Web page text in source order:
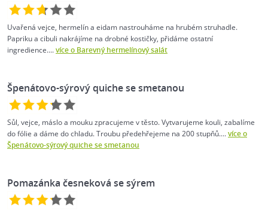
Uvařená vejce, hermelín a eidam nastrouháme na hrubém struhadle.
Papriku a cibuli nakrájíme na drobné kostičky, přidáme ostatní
ingredience....více o Barevný hermelínový salát
Špenátovo-sýrový quiche se smetanou
Sůl, vejce, máslo a mouku zpracujeme v těsto. Vytvarujeme kouli, zabalíme
do fólie a dáme do chladu. Troubu předehřejeme na 200 stupňů....více o
Špenátovo-sýrový quiche se smetanou
Pomazánka česneková se sýrem